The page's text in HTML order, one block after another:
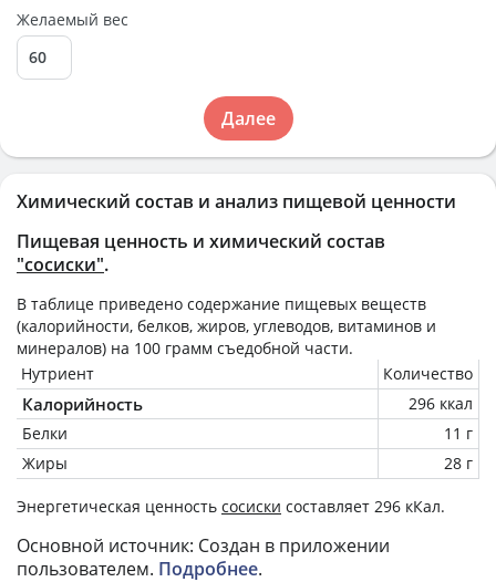
Химический состав и анализ пищевой ценности
Пищевая ценность и химический состав
"сосиски".
В таблице приведено содержание пищевых веществ
(калорийности, белков, жиров, углеводов, витаминов и
минералов) на 100 грамм съедобной части.
Нутриент
Количество
Калорийность
296 ккал
Белки
11 г
Жиры
28 г
Энергетическая ценность сосиски составляет 296 кКал.
Основной источник: Создан в приложении
пользователем. Подробнее.
Желаемый вес
Далее